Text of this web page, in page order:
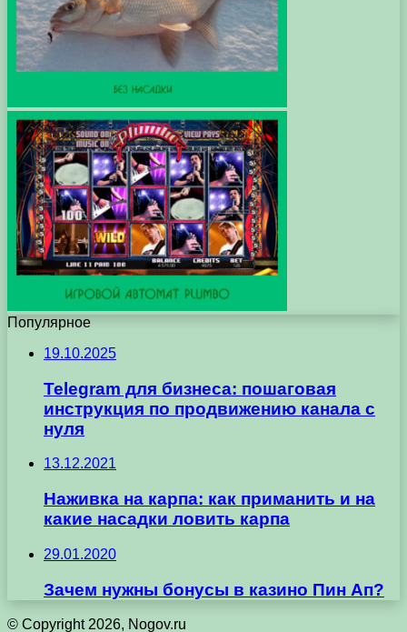
Популярное
19.10.2025
Telegram для бизнеса: пошаговая
инструкция по продвижению канала с
нуля
13.12.2021
Наживка на карпа: как приманить и на
какие насадки ловить карпа
29.01.2020
Зачем нужны бонусы в казино Пин Ап?
© Copyright 2026, Nogov.ru